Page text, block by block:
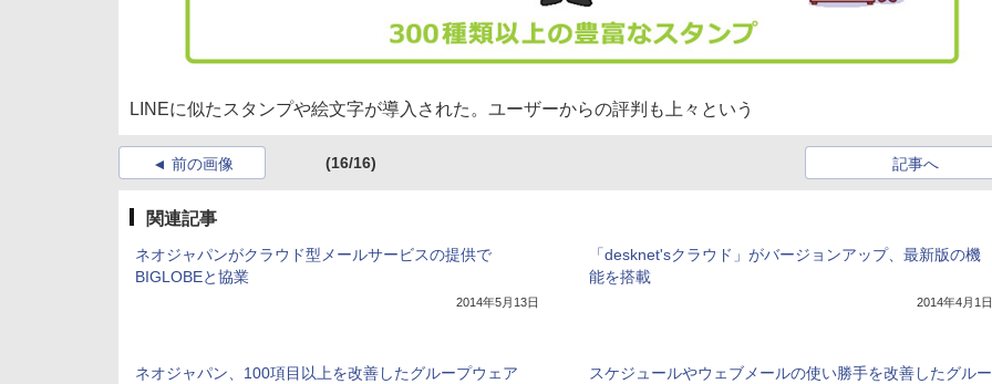
LINEに似たスタンプや絵文字が導入された。ユーザーからの評判も上々という
前の画像 (16/16) 記事へ
関連記事
ネオジャパンがクラウド型メールサービスの提供で
BIGLOBEと協業
2014年5月13日
「desknet'sクラウド」がバージョンアップ、最新版の機
能を搭載
2014年4月1日
ネオジャパン、100項目以上を改善したグループウェア スケジュールやウェブメールの使い勝手を改善したグルー